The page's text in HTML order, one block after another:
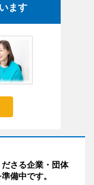
ます
さる企業・団体
備中です。